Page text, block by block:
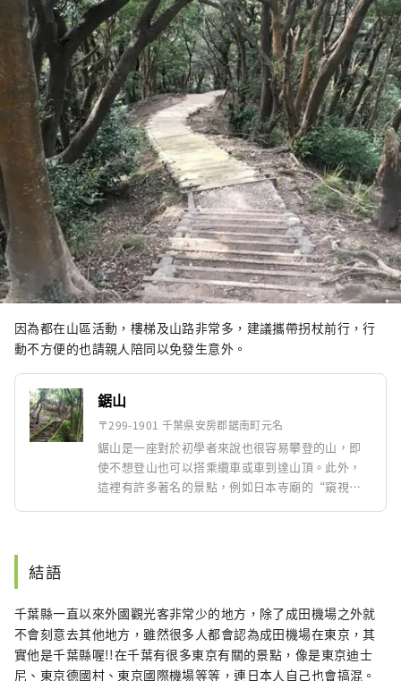
因為都在山區活動，樓梯及山路非常多，建議攜帶拐杖前行，行
動不方便的也請親人陪同以免發生意外。
鋸山
〒299-1901 千葉県安房郡鋸南町元名
鋸山是一座對於初學者來說也很容易攀登的山，即
使不想登山也可以搭乘纜車或車到達山頂。此外，
這裡有許多著名的景點，例如日本寺廟的“窺視地
結語
千葉縣一直以來外國觀光客非常少的地方，除了成田機場之外就
不會刻意去其他地方，雖然很多人都會認為成田機場在東京，其
實他是千葉縣喔!!在千葉有很多東京有關的景點，像是東京迪士
尼、東京德國村、東京國際機場等等，連日本人自己也會搞混。